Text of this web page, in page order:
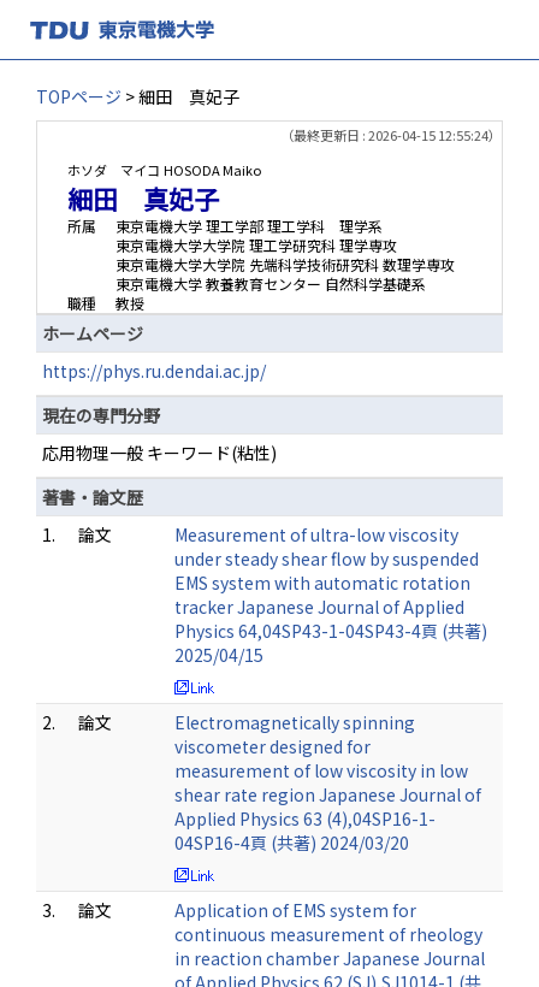
TOPページ > 細田 真妃子
（最終更新日 : 2026-04-15 12:55:24）
ホソダ マイコ HOSODA Maiko
細田 真妃子
所属
東京電機大学 理工学部 理工学科 理学系
東京電機大学大学院 理工学研究科 理学専攻
東京電機大学大学院 先端科学技術研究科 数理学専攻
東京電機大学 教養教育センター 自然科学基礎系
職種
教授
ホームページ
https://phys.ru.dendai.ac.jp/
現在の専門分野
応用物理一般 キーワード(粘性)
著書・論文歴
1.
論文
Measurement of ultra-low viscosity
under steady shear flow by suspended
EMS system with automatic rotation
tracker Japanese Journal of Applied
Physics 64,04SP43-1-04SP43-4頁 (共著)
2025/04/15
2. 論文
Electromagnetically spinning
viscometer designed for
measurement of low viscosity in low
shear rate region Japanese Journal of
Applied Physics 63 (4),04SP16-1-
04SP16-4頁 (共著) 2024/03/20
3. 論文
Application of EMS system for
continuous measurement of rheology
in reaction chamber Japanese Journal
of Applied Physics 62 (SJ),SJ1014-1 (共